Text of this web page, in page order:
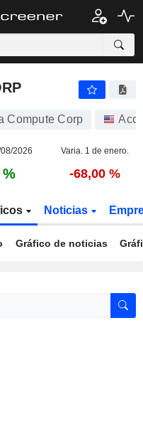
Compute Corp
2026 Varia. 1 de enero.
% -68,00 %
Noticias
Gráfico de noticias